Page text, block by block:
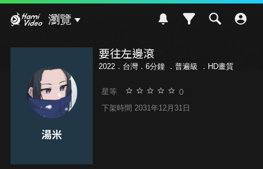
瀏覽
要往左邊滾
2022．台灣．6分鐘 ． 普遍級 ．HD畫質
星等 0
下架時間 2031年12月31日